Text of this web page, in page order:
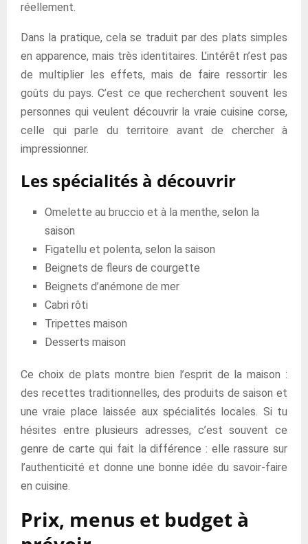
réellement.
Dans la pratique, cela se traduit par des plats simples
en apparence, mais très identitaires. L’intérêt n’est pas
de multiplier les effets, mais de faire ressortir les
goûts du pays. C’est ce que recherchent souvent les
personnes qui veulent découvrir la vraie cuisine corse,
celle qui parle du territoire avant de chercher à
impressionner.
Les spécialités à découvrir
Omelette au bruccio et à la menthe, selon la
saison
Figatellu et polenta, selon la saison
Beignets de fleurs de courgette
Beignets d’anémone de mer
Cabri rôti
Tripettes maison
Desserts maison
Ce choix de plats montre bien l’esprit de la maison :
des recettes traditionnelles, des produits de saison et
une vraie place laissée aux spécialités locales. Si tu
hésites entre plusieurs adresses, c’est souvent ce
genre de carte qui fait la différence : elle rassure sur
l’authenticité et donne une bonne idée du savoir-faire
en cuisine.
Prix, menus et budget à